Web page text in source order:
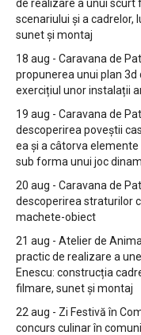
de realizare a unui scurt
scenariului și a cadrelor,
sunet și montaj
18 aug - Caravana de
propunerea unui plan 3d
exercițiul unor instalații
19 aug - Caravana de
descoperirea poveștii
ea și a câtorva elemente
sub forma unui joc
20 aug - Caravana de
descoperirea straturilor
machete-obiect
21 aug - Atelier de
practic de realizare a
Enescu: construcția
filmare, sunet și montaj
22 aug - Zi Festivă în
concurs culinar în